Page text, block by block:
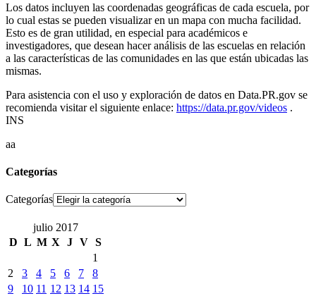
Los datos incluyen las coordenadas geográficas de cada escuela, por
lo cual estas se pueden visualizar en un mapa con mucha facilidad.
Esto es de gran utilidad, en especial para académicos e
investigadores, que desean hacer análisis de las escuelas en relación
a las características de las comunidades en las que están ubicadas las
mismas.
Para asistencia con el uso y exploración de datos en Data.PR.gov se
recomienda visitar el siguiente enlace: https://data.pr.gov/videos .
INS
aa
Categorías
Categorías
julio 2017
D L M X J V S
1
2
3 4 5 6 7
8
9
10 11 12 13 14 15